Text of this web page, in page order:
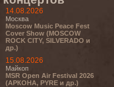
14.08.2026
Москва
Moscow Music Peace Fest
Cover Show (MOSCOW
ROCK CITY, SILVERADO и
др.)
15.08.2026
Майкоп
MSR Open Air Festival 2026
(АРКОНА, PYRE и др.)